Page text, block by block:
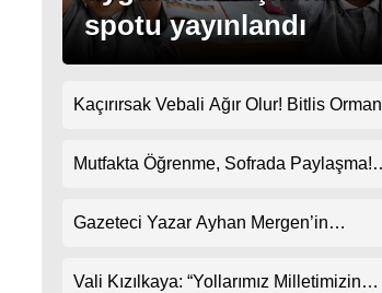
Gündem
Spor
spotu yayınlandı
Kaçırırsak Vebali Ağır Olur! Bitlis Orman
Mutfakta Öğrenme, Sofrada Paylaşma!
Etkinliği
Gazeteci Yazar Ayhan Mergen’in
Koyulan Bir Dönem”
Vali Kızılkaya: “Yollarımız Milletimizin